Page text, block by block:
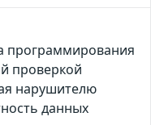
программирования
проверкой
нарушителю
данных